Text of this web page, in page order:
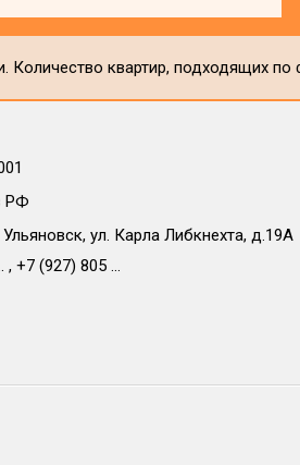
Количество квартир, подходящих
РФ
ул. Карла Либкнехта, д.19А
, +7 (927) 805 ...